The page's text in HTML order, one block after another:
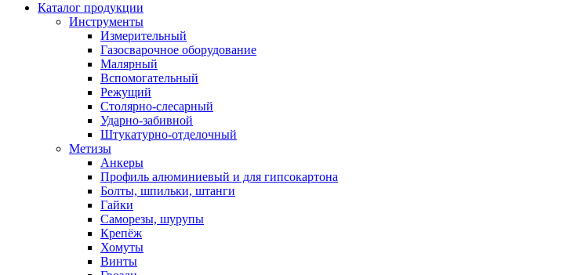
Каталог продукции
Инструменты
Измерительный
Газосварочное оборудование
Малярный
Вспомогательный
Режущий
Столярно-слесарный
Ударно-забивной
Штукатурно-отделочный
Метизы
Анкеры
Профиль алюминиевый и для гипсокартона
Болты, шпильки, штанги
Гайки
Саморезы, шурупы
Крепёж
Хомуты
Винты